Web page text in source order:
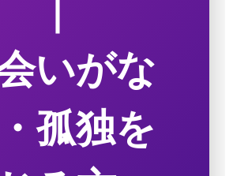
いがな
孤独を